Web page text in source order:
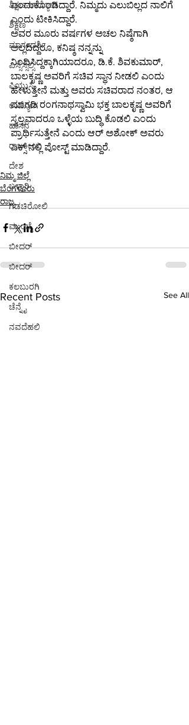
ಶಿಕ್ಷಣ-ಉದ್ಯೋಗ
ಶಿಕ್ಷಣ
ಮಾರ್ಗದರ್ಶಿ
ಎಸ್ಸೆಸ್ಸೆಲ್ಸಿ
ಪಿಯುಸಿ
ಉದ್ಯೋಗ
ಹಾಸನ
ರಾಜಕೀಯ
ದೇಶ
ಬಳ್ಳಾರಿ
ಗಡಚಿರೋಲಿ
ಮುಂಬೈ
ಬೀದರ್
ಬೀದರ್
ಕಲಬುರಗಿ
ಚೆನ್ನೈ
ನವದೆಹಲಿ
ಎಂದುಕೊಂಡಿದ್ದಾರೆ. ನಿಮ್ಮದು ಎಲುಬಿಲ್ಲದ ನಾಲಿಗೆ
ಎಂದು ಟೀಕಿಸಿದ್ದಾರೆ.
ಅವರ ಮೂರು ವರ್ಷಗಳ ಅಚಲ ನಿಷ್ಠೆಗಾಗಿ
ಅಲ್ಲದಿದ್ದರೂ, ಕನಿಷ್ಠ ನನ್ನನ್ನು
ನಿಂದಿಸಿದ್ದಕ್ಕಾಗಿಯಾದರೂ, ಡಿ.ಕೆ. ಶಿವಕುಮಾರ್,
ಬಾಲಕೃಷ್ಣ ಅವರಿಗೆ ಸಚಿವ ಸ್ಥಾನ ನೀಡಲಿ ಎಂದು
ಹೇಳುತ್ತೇನೆ ಮತ್ತು ಅವರು ಸಚಿವರಾದ ನಂತರ, ಆ
ಮಾಗಡಿ ರಂಗನಾಥಸ್ವಾಮಿ ಭಕ್ತ ಬಾಲಕೃಷ್ಣ ಅವರಿಗೆ
ಸ್ವಲ್ಪವಾದರೂ ಒಳ್ಳೆಯ ಬುದ್ಧಿ ಕೊಡಲಿ ಎಂದು
ಪ್ರಾರ್ಥಿಸುತ್ತೇನೆ ಎಂದು ಆರ್ ಅಶೋಕ್ ಅವರು
ಎಕ್ಸ್ ನಲ್ಲಿ ಪೋಸ್ಟ್ ಮಾಡಿದ್ದಾರೆ.
ನಿಮ್ಮ ಜಿಲ್ಲೆ
ಬೆಂಗಳೂರು
ರಾಜ್ಯ
Recent Posts See All